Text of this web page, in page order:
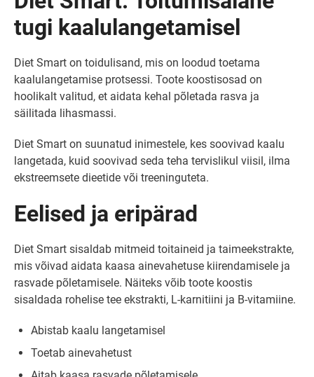
tugi kaalulangetamisel
Diet Smart on toidulisand, mis on loodud toetama
kaalulangetamise protsessi. Toote koostisosad on
hoolikalt valitud, et aidata kehal põletada rasva ja
säilitada lihasmassi.
Diet Smart on suunatud inimestele, kes soovivad kaalu
langetada, kuid soovivad seda teha tervislikul viisil, ilma
ekstreemsete dieetide või treeninguteta.
Eelised ja eripärad
Diet Smart sisaldab mitmeid toitaineid ja taimeekstrakte,
mis võivad aidata kaasa ainevahetuse kiirendamisele ja
rasvade põletamisele. Näiteks võib toote koostis
sisaldada rohelise tee ekstrakti, L-karnitiini ja B-vitamiine.
Abistab kaalu langetamisel
Toetab ainevahetust